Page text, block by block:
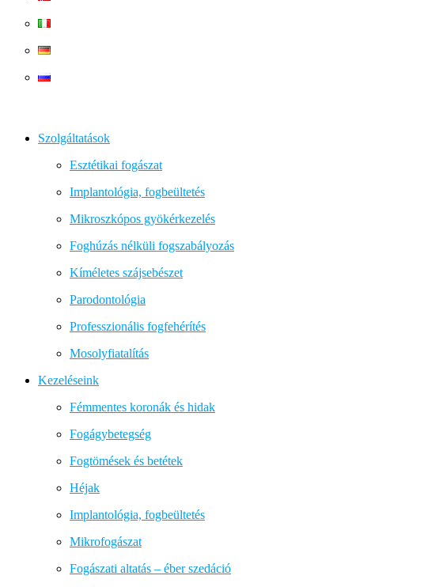
Szolgáltatások
Esztétikai fogászat
Implantológia, fogbeültetés
Mikroszkópos gyökérkezelés
Foghúzás nélküli fogszabályozás
Kíméletes szájsebészet
Parodontológia
Professzionális fogfehérítés
Mosolyfiatalítás
Kezeléseink
Fémmentes koronák és hidak
Fogágybetegség
Fogtömések és betétek
Héjak
Implantológia, fogbeültetés
Mikrofogászat
Fogászati altatás – éber szedáció